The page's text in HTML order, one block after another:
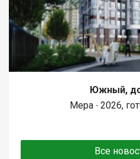
Южный,
Мера ∙ 2026,
Все